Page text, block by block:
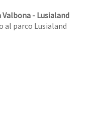
- Lusialand
al parco Lusialand